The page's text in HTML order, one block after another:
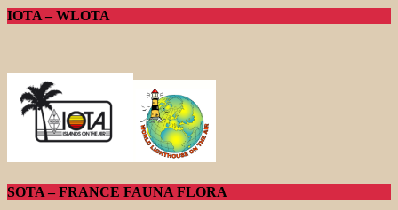
IOTA – WLOTA
SOTA – FRANCE FAUNA FLORA